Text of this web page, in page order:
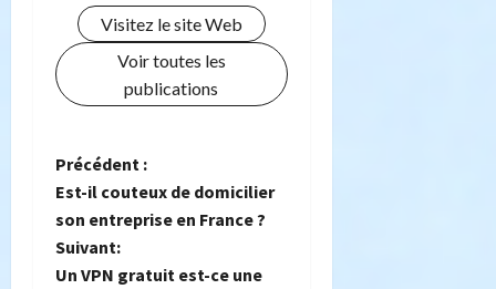
Visitez le site Web
Voir toutes les
publications
N
a
v
Précédent :
Est-il couteux de domicilier
son entreprise en France ?
Suivant:
Un VPN gratuit est-ce une